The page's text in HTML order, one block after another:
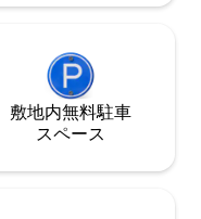
敷地内無料駐⁠車
ス⁠ペ⁠ー⁠ス